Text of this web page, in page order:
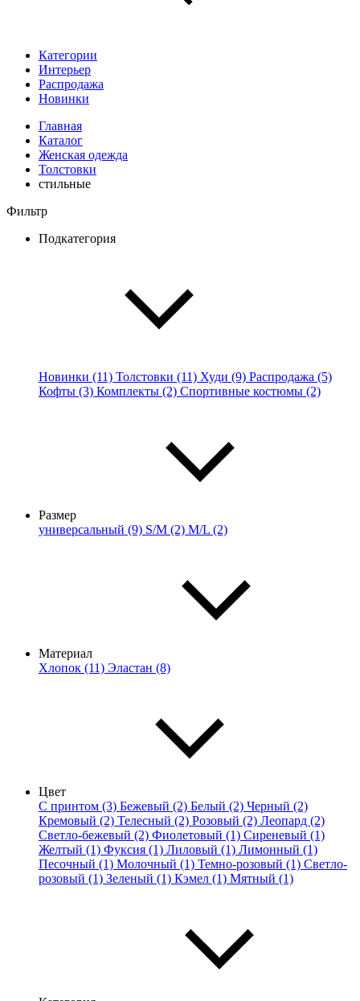
Категории
Интерьер
Распродажа
Новинки
Главная
Каталог
Женская одежда
Толстовки
стильные
Фильтр
Подкатегория
Новинки (11) Толстовки (11) Худи (9) Распродажа (5)
Кофты (3) Комплекты (2) Спортивные костюмы (2)
Размер
универсальный (9) S/M (2) M/L (2)
Материал
Хлопок (11) Эластан (8)
Цвет
С принтом (3) Бежевый (2) Белый (2) Черный (2)
Кремовый (2) Телесный (2) Розовый (2) Леопард (2)
Светло-бежевый (2) Фиолетовый (1) Сиреневый (1)
Желтый (1) Фуксия (1) Лиловый (1) Лимонный (1)
Песочный (1) Молочный (1) Темно-розовый (1) Светло-
розовый (1) Зеленый (1) Кэмел (1) Мятный (1)